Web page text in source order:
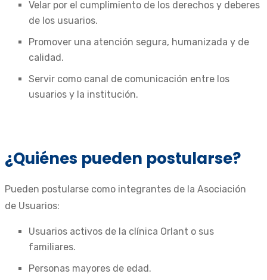
Velar por el cumplimiento de los derechos y deberes
de los usuarios.
Promover una atención segura, humanizada y de
calidad.
Servir como canal de comunicación entre los
usuarios y la institución.
¿Quiénes pueden postularse?
Pueden postularse como integrantes de la Asociación
de Usuarios:
Usuarios activos de la clínica Orlant o sus
familiares.
Personas mayores de edad.